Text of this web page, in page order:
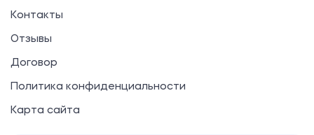
Контакты
Отзывы
Договор
Политика конфиденциальности
Карта сайта